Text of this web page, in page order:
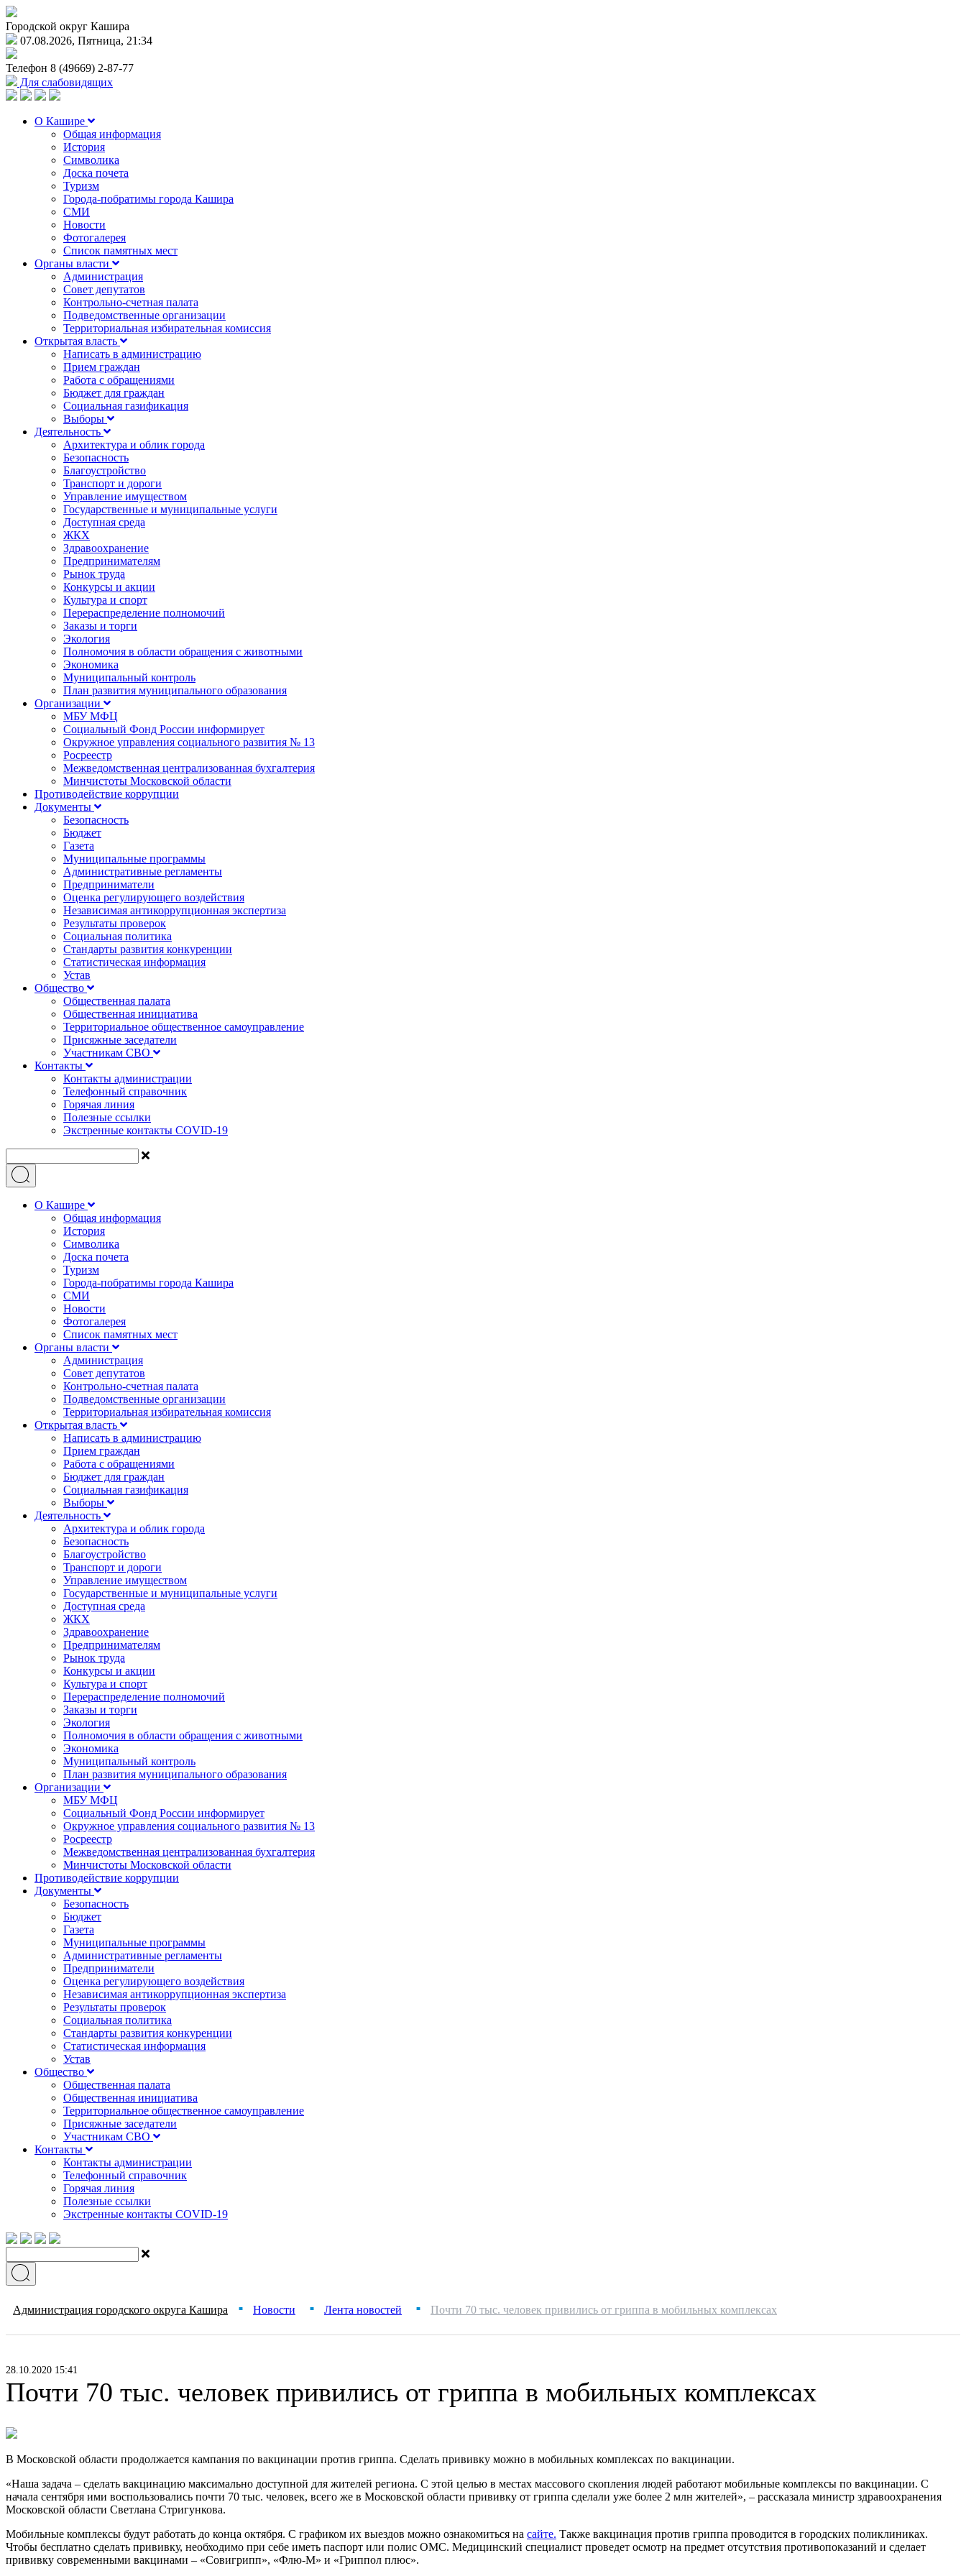
Городской округ Кашира
07.08.2026, Пятница, 21:34
Телефон 8 (49669) 2-87-77
Для слабовидящих
О Кашире
Общая информация
История
Символика
Доска почета
Туризм
Города-побратимы города Кашира
СМИ
Новости
Фотогалерея
Список памятных мест
Органы власти
Администрация
Совет депутатов
Контрольно-счетная палата
Подведомственные организации
Территориальная избирательная комиссия
Открытая власть
Написать в администрацию
Прием граждан
Работа с обращениями
Бюджет для граждан
Социальная газификация
Выборы
Деятельность
Архитектура и облик города
Безопасность
Благоустройство
Транспорт и дороги
Управление имуществом
Государственные и муниципальные услуги
Доступная среда
ЖКХ
Здравоохранение
Предпринимателям
Рынок труда
Конкурсы и акции
Культура и спорт
Перераспределение полномочий
Заказы и торги
Экология
Полномочия в области обращения с животными
Экономика
Муниципальный контроль
План развития муниципального образования
Организации
МБУ МФЦ
Социальный Фонд России информирует
Окружное управления социального развития № 13
Росреестр
Межведомственная централизованная бухгалтерия
Минчистоты Московской области
Противодействие коррупции
Документы
Безопасность
Бюджет
Газета
Муниципальные программы
Административные регламенты
Предприниматели
Оценка регулирующего воздействия
Независимая антикоррупционная экспертиза
Результаты проверок
Социальная политика
Стандарты развития конкуренции
Статистическая информация
Устав
Общество
Общественная палата
Общественная инициатива
Территориальное общественное самоуправление
Присяжные заседатели
Участникам СВО
Контакты
Контакты администрации
Телефонный справочник
Горячая линия
Полезные ссылки
Экстренные контакты COVID-19
О Кашире
Общая информация
История
Символика
Доска почета
Туризм
Города-побратимы города Кашира
СМИ
Новости
Фотогалерея
Список памятных мест
Органы власти
Администрация
Совет депутатов
Контрольно-счетная палата
Подведомственные организации
Территориальная избирательная комиссия
Открытая власть
Написать в администрацию
Прием граждан
Работа с обращениями
Бюджет для граждан
Социальная газификация
Выборы
Деятельность
Архитектура и облик города
Безопасность
Благоустройство
Транспорт и дороги
Управление имуществом
Государственные и муниципальные услуги
Доступная среда
ЖКХ
Здравоохранение
Предпринимателям
Рынок труда
Конкурсы и акции
Культура и спорт
Перераспределение полномочий
Заказы и торги
Экология
Полномочия в области обращения с животными
Экономика
Муниципальный контроль
План развития муниципального образования
Организации
МБУ МФЦ
Социальный Фонд России информирует
Окружное управления социального развития № 13
Росреестр
Межведомственная централизованная бухгалтерия
Минчистоты Московской области
Противодействие коррупции
Документы
Безопасность
Бюджет
Газета
Муниципальные программы
Административные регламенты
Предприниматели
Оценка регулирующего воздействия
Независимая антикоррупционная экспертиза
Результаты проверок
Социальная политика
Стандарты развития конкуренции
Статистическая информация
Устав
Общество
Общественная палата
Общественная инициатива
Территориальное общественное самоуправление
Присяжные заседатели
Участникам СВО
Контакты
Контакты администрации
Телефонный справочник
Горячая линия
Полезные ссылки
Экстренные контакты COVID-19
Администрация городского округа Кашира ■ Новости ■ Лента новостей ■ Почти 70 тыс. человек привились от гриппа в мобильных комплексах
28.10.2020 15:41
Почти 70 тыс. человек привились от гриппа в мобильных комплексах
В Московской области продолжается кампания по вакцинации против гриппа. Сделать прививку можно в мобильных комплексах по вакцинации.
«Наша задача – сделать вакцинацию максимально доступной для жителей региона. С этой целью в местах массового скопления людей работают мобильные комплексы по вакцинации. С
начала сентября ими воспользовались почти 70 тыс. человек, всего же в Московской области прививку от гриппа сделали уже более 2 млн жителей», – рассказала министр здравоохранения
Московской области Светлана Стригункова.
Мобильные комплексы будут работать до конца октября. С графиком их выездов можно ознакомиться на сайте. Также вакцинация против гриппа проводится в городских поликлиниках.
Чтобы бесплатно сделать прививку, необходимо при себе иметь паспорт или полис ОМС. Медицинский специалист проведет осмотр на предмет отсутствия противопоказаний и сделает
прививку современными вакцинами – «Совигрипп», «Флю-М» и «Гриппол плюс».